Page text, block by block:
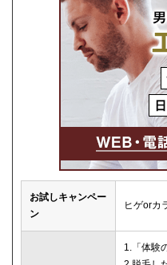
お試しキャンペー
ン
ヒゲorカ
1.「体験